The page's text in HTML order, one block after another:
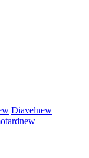
Diavelnew
new